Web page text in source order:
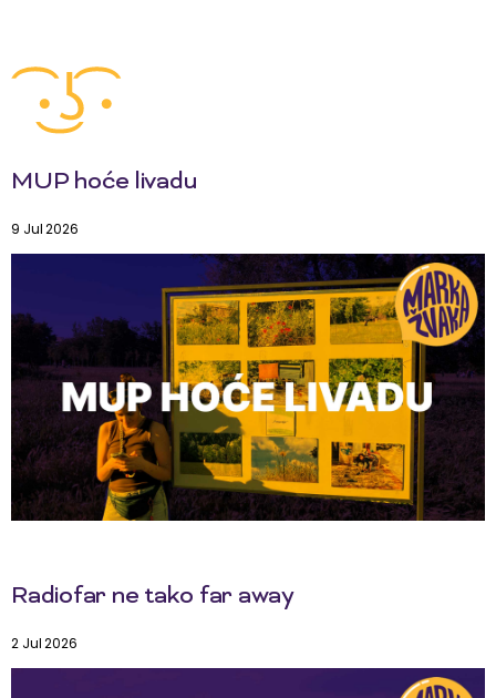
MUP hoće livadu
9 Jul 2026
Radiofar ne tako far away
2 Jul 2026